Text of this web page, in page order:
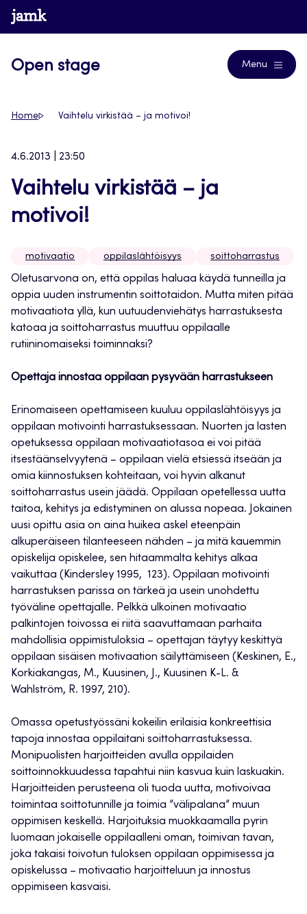
Siirry
suoraan
www.jamk.fi
Open stage Menu
Home Vaihtelu virkistää – ja motivoi!
4.6.2013 | 23:50
Vaihtelu virkistää – ja
motivoi!
motivaatio oppilaslähtöisyys soittoharrastus
Oletusarvona on, että oppilas haluaa käydä tunneilla ja
oppia uuden instrumentin soittotaidon. Mutta miten pitää
motivaatiota yllä, kun uutuudenviehätys harrastuksesta
katoaa ja soittoharrastus muuttuu oppilaalle
rutiininomaiseksi toiminnaksi?
Opettaja innostaa oppilaan pysyvään harrastukseen
Erinomaiseen opettamiseen kuuluu oppilaslähtöisyys ja
oppilaan motivointi harrastuksessaan. Nuorten ja lasten
opetuksessa oppilaan motivaatiotasoa ei voi pitää
itsestäänselvyytenä – oppilaan vielä etsiessä itseään ja
omia kiinnostuksen kohteitaan, voi hyvin alkanut
soittoharrastus usein jäädä. Oppilaan opetellessa uutta
taitoa, kehitys ja edistyminen on alussa nopeaa. Jokainen
uusi opittu asia on aina huikea askel eteenpäin
alkuperäiseen tilanteeseen nähden – ja mitä kauemmin
opiskelija opiskelee, sen hitaammalta kehitys alkaa
vaikuttaa (Kindersley 1995, 123). Oppilaan motivointi
harrastuksen parissa on tärkeä ja usein unohdettu
työväline opettajalle. Pelkkä ulkoinen motivaatio
palkintojen toivossa ei riitä saavuttamaan parhaita
mahdollisia oppimistuloksia – opettajan täytyy keskittyä
oppilaan sisäisen motivaation säilyttämiseen (Keskinen, E.,
Korkiakangas, M., Kuusinen, J., Kuusinen K-L. &
Wahlström, R. 1997, 210).
Omassa opetustyössäni kokeilin erilaisia konkreettisia
tapoja innostaa oppilaitani soittoharrastuksessa.
Monipuolisten harjoitteiden avulla oppilaiden
soittoinnokkuudessa tapahtui niin kasvua kuin laskuakin.
Harjoitteiden perusteena oli tuoda uutta, motivoivaa
toimintaa soittotunnille ja toimia ”välipalana” muun
oppimisen keskellä. Harjoituksia muokkaamalla pyrin
luomaan jokaiselle oppilaalleni oman, toimivan tavan,
joka takaisi toivotun tuloksen oppilaan oppimisessa ja
opiskelussa – motivaatio harjoitteluun ja innostus
oppimiseen kasvaisi.